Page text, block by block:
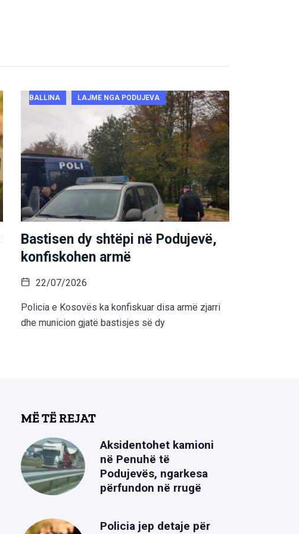
BALLINA LAJME NGA PODUJEVA
Bastisen dy shtëpi në Podujevë,
konfiskohen armë
22/07/2026
Policia e Kosovës ka konfiskuar disa armë zjarri
dhe municion gjatë bastisjes së dy
MË TË REJAT
Aksidentohet kamioni
në Penuhë të
Podujevës, ngarkesa
përfundon në rrugë
Policia jep detaje për